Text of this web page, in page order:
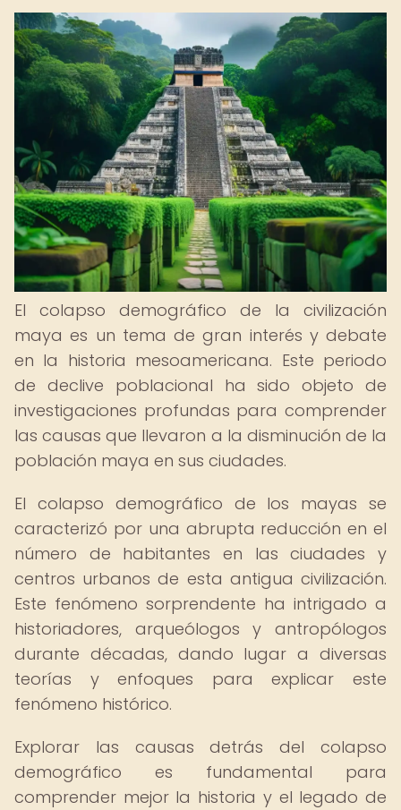
El colapso demográfico de la civilización
maya es un tema de gran interés y debate
en la historia mesoamericana. Este periodo
de declive poblacional ha sido objeto de
investigaciones profundas para comprender
las causas que llevaron a la disminución de la
población maya en sus ciudades.
El colapso demográfico de los mayas se
caracterizó por una abrupta reducción en el
número de habitantes en las ciudades y
centros urbanos de esta antigua civilización.
Este fenómeno sorprendente ha intrigado a
historiadores, arqueólogos y antropólogos
durante décadas, dando lugar a diversas
teorías y enfoques para explicar este
fenómeno histórico.
Explorar las causas detrás del colapso
demográfico es fundamental para
comprender mejor la historia y el legado de